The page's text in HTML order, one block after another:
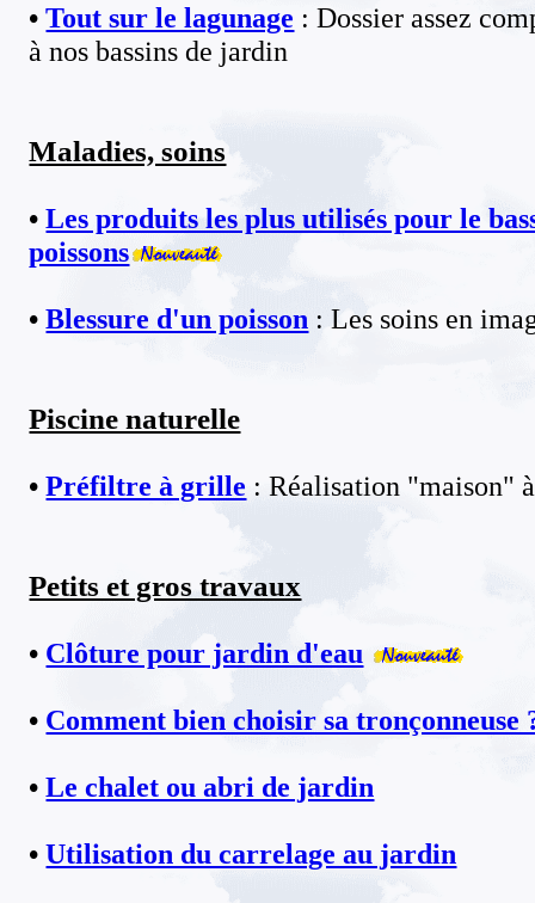
•Tout sur le lagunage : Dossier assez
à nos bassins de jardin
Maladies, soins
•Les produits les plus utilisés pour le
poissons
•Blessure d'un poisson : Les soins en
Piscine naturelle
•Préfiltre à grille : Réalisation "maison"
Petits et gros travaux
• Clôture pour jardin d'eau
• Comment bien choisir sa tronçonneuse
•Le chalet ou abri de jardin
•Utilisation du carrelage au jardin